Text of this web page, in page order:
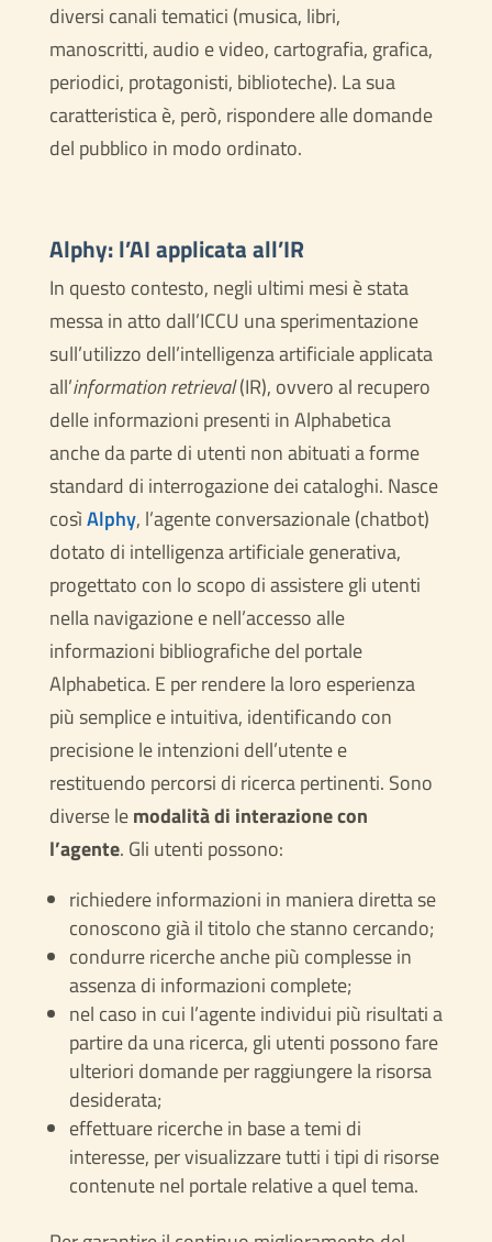
diversi canali tematici (musica, libri,
manoscritti, audio e video, cartografia, grafica,
periodici, protagonisti, biblioteche). La sua
caratteristica è, però, rispondere alle domande
del pubblico in modo ordinato.
Alphy: l’AI applicata all’IR
In questo contesto, negli ultimi mesi è stata
messa in atto dall’ICCU una sperimentazione
sull’utilizzo dell’intelligenza artificiale applicata
all’information retrieval(IR), ovvero al recupero
delle informazioni presenti in Alphabetica
anche da parte di utenti non abituati a forme
standard di interrogazione dei cataloghi. Nasce
cosìAlphy, l’agente conversazionale (chatbot)
dotato di intelligenza artificiale generativa,
progettato con lo scopo di assistere gli utenti
nella navigazione e nell’accesso alle
informazioni bibliografiche del portale
Alphabetica. E per rendere la loro esperienza
più semplice e intuitiva, identificando con
precisione le intenzioni dell’utente e
restituendo percorsi di ricerca pertinenti. Sono
diverse lemodalità di interazione con
l’agente. Gli utenti possono:
richiedere informazioni in maniera diretta se
conoscono già il titolo che stanno cercando;
condurre ricerche anche più complesse in
assenza di informazioni complete;
nel caso in cui l’agente individui più risultati a
partire da una ricerca, gli utenti possono fare
ulteriori domande per raggiungere la risorsa
desiderata;
effettuare ricerche in base a temi di
interesse, per visualizzare tutti i tipi di risorse
contenute nel portale relative a quel tema.